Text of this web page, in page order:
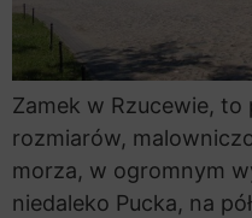
Zamek w Rzucewie,
rozmiarów,
morza, w ogromnym
niedaleko Pucka, na